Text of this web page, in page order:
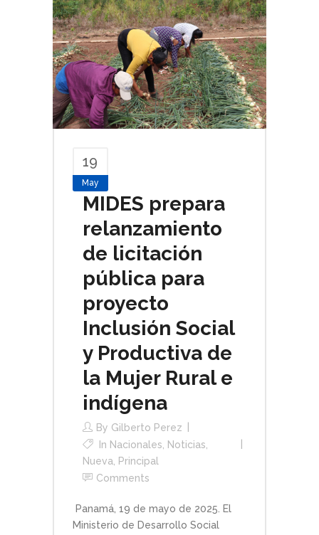
19
May
MIDES prepara
relanzamiento
de licitación
pública para
proyecto
Inclusión Social
y Productiva de
la Mujer Rural e
indígena
By Gilberto Perez
In Nacionales Noticias
Nueva
Principal
Comments
Panamá, 19 de mayo de 2025. El
Ministerio de Desarrollo Social